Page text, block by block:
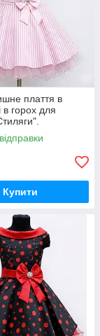
плаття в
в горох для
Купити